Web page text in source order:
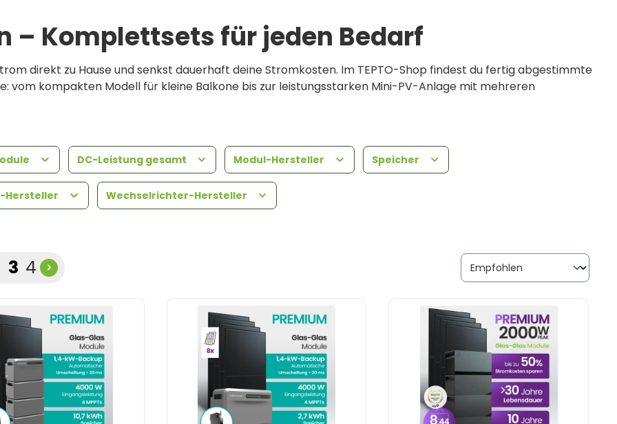
– Komplettsets für jeden Bedarf
direkt zu Hause und senkst dauerhaft deine Stromkosten. Im TEPTO-Shop findest du fertig abgestimmte
kompakten Modell für kleine Balkone bis zur leistungsstarken Mini-PV-Anlage mit mehreren
und kannst die Lösung passend zu Balkon, Terrasse, Garten, Flach- oder Schrägdach
findest du passende Lösungen unterBalkonkraftwerk mit Speicher
DC-Leistung gesamt Modul-Hersteller Speicher
Hersteller Wechselrichter-Hersteller
Seite
3 Seite
4